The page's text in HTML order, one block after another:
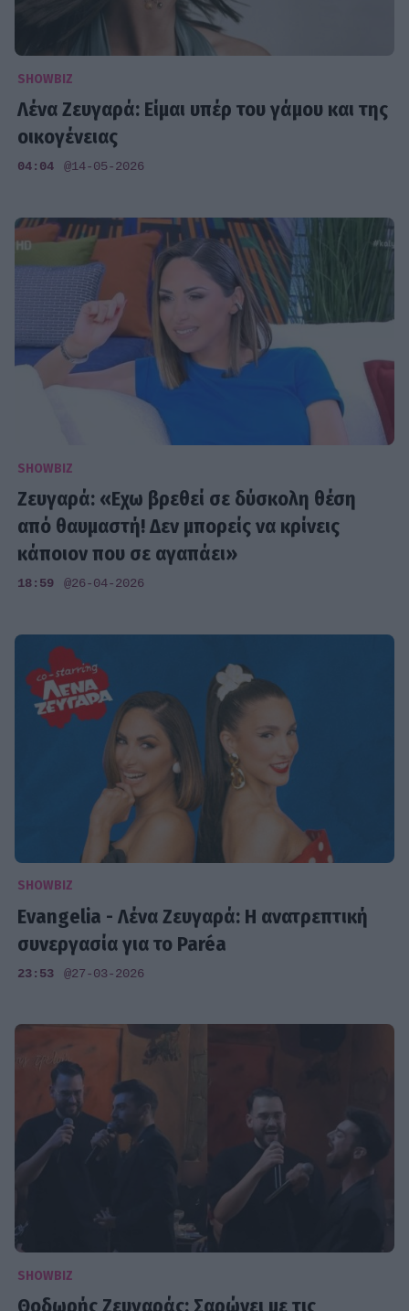
SHOWBIZ
Λένα Ζευγαρά: Είμαι υπέρ του γάμου και της
οικογένειας
04:04 @14-05-2026
SHOWBIZ
Ζευγαρά: «Eχω βρεθεί σε δύσκολη θέση
από θαυμαστή! Δεν μπορείς να κρίνεις
κάποιον που σε αγαπάει»
18:59 @26-04-2026
SHOWBIZ
Evangelia - Λένα Ζευγαρά: Η ανατρεπτική
συνεργασία για το Paréa
23:53 @27-03-2026
SHOWBIZ
Θοδωρής Ζευγαράς: Σαρώνει με τις